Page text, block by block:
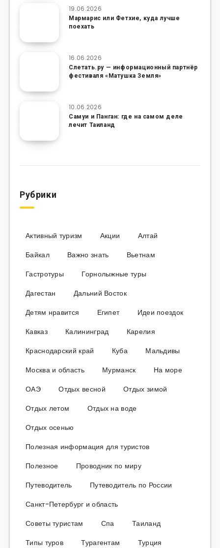
19.06.2026
Мармарис или Фетхие, куда лучше
поехать
16.06.2026
Слетать.ру — информационный партнёр
фестиваля «Матушка Земля»
10.06.2026
Самуи и Панган: где на самом деле
лечит Таиланд
Рубрики
Активный туризм Акции
Алтай
Байкал
Важно знать
Вьетнам
Гастротуры
Горнолыжные туры
Дагестан
Дальний Восток
Детям нравится
Египет
Идеи поездок
Кавказ
Калининград
Карелия
Краснодарский край
Куба
Мальдивы
Москва и область
Мурманск
На море
ОАЭ
Отдых весной
Отдых зимой
Отдых летом
Отдых на воде
Отдых осенью
Полезная информация для туристов
Полезное
Проводник по миру
Путеводитель
Путеводитель по России
Санкт-Петербург и область
Советы туристам
Спа
Таиланд
Типы туров
Турагентам Турция